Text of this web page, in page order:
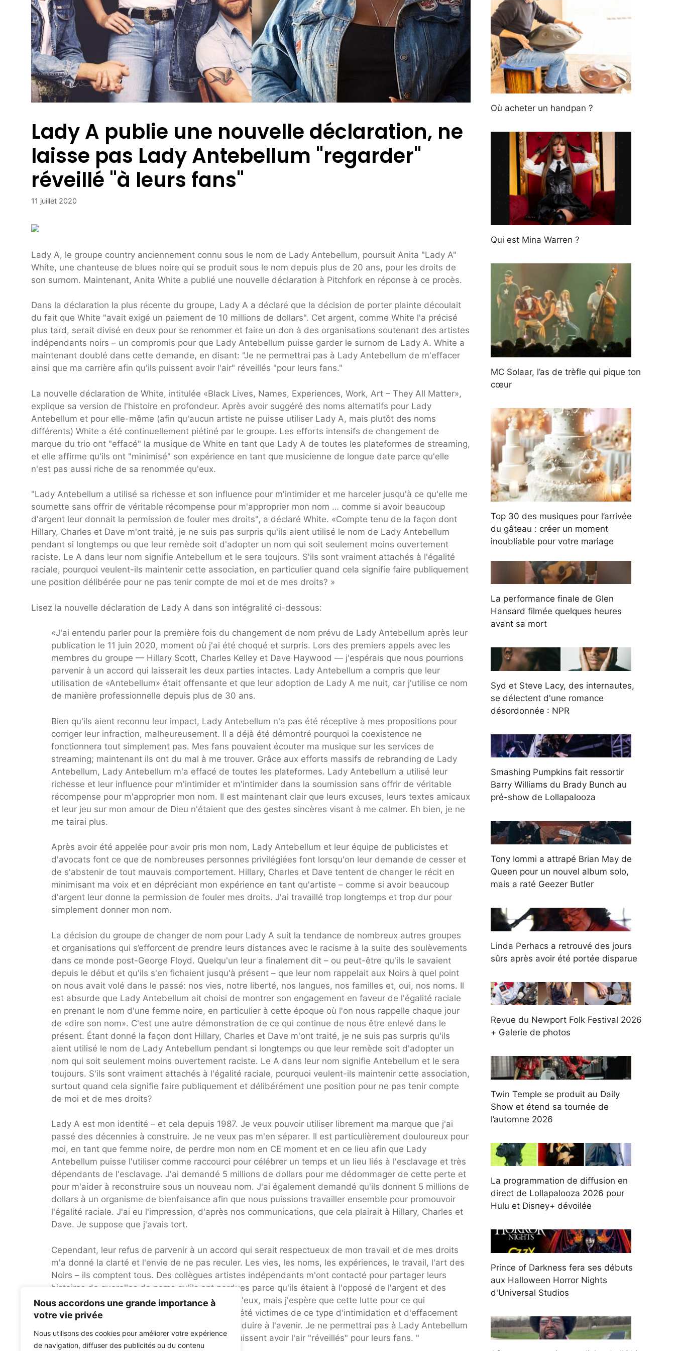
Nous accordons une grande importance à
votre vie privée
Nous utilisons des cookies pour améliorer votre expérience
de navigation, diffuser des publicités ou du contenu
Lady A publie une nouvelle déclaration, ne
laisse pas Lady Antebellum "regarder"
réveillé "à leurs fans"
11 juillet 2020
Lady A, le groupe country anciennement connu sous le nom de Lady Antebellum, poursuit Anita "Lady A"
White, une chanteuse de blues noire qui se produit sous le nom depuis plus de 20 ans, pour les droits de
son surnom. Maintenant, Anita White a publié une nouvelle déclaration à Pitchfork en réponse à ce procès.
Dans la déclaration la plus récente du groupe, Lady A a déclaré que la décision de porter plainte découlait
du fait que White "avait exigé un paiement de 10 millions de dollars". Cet argent, comme White l'a précisé
plus tard, serait divisé en deux pour se renommer et faire un don à des organisations soutenant des artistes
indépendants noirs – un compromis pour que Lady Antebellum puisse garder le surnom de Lady A. White a
maintenant doublé dans cette demande, en disant: "Je ne permettrai pas à Lady Antebellum de m'effacer
ainsi que ma carrière afin qu'ils puissent avoir l'air" réveillés "pour leurs fans."
La nouvelle déclaration de White, intitulée «Black Lives, Names, Experiences, Work, Art – They All Matter»,
explique sa version de l'histoire en profondeur. Après avoir suggéré des noms alternatifs pour Lady
Antebellum et pour elle-même (afin qu'aucun artiste ne puisse utiliser Lady A, mais plutôt des noms
différents) White a été continuellement piétiné par le groupe. Les efforts intensifs de changement de
marque du trio ont "effacé" la musique de White en tant que Lady A de toutes les plateformes de streaming,
et elle affirme qu'ils ont "minimisé" son expérience en tant que musicienne de longue date parce qu'elle
n'est pas aussi riche de sa renommée qu'eux.
"Lady Antebellum a utilisé sa richesse et son influence pour m'intimider et me harceler jusqu'à ce qu'elle me
soumette sans offrir de véritable récompense pour m'approprier mon nom … comme si avoir beaucoup
d'argent leur donnait la permission de fouler mes droits", a déclaré White. «Compte tenu de la façon dont
Hillary, Charles et Dave m'ont traité, je ne suis pas surpris qu'ils aient utilisé le nom de Lady Antebellum
pendant si longtemps ou que leur remède soit d'adopter un nom qui soit seulement moins ouvertement
raciste. Le A dans leur nom signifie Antebellum et le sera toujours. S'ils sont vraiment attachés à l'égalité
raciale, pourquoi veulent-ils maintenir cette association, en particulier quand cela signifie faire publiquement
une position délibérée pour ne pas tenir compte de moi et de mes droits? »
Lisez la nouvelle déclaration de Lady A dans son intégralité ci-dessous:
«J'ai entendu parler pour la première fois du changement de nom prévu de Lady Antebellum après leur
publication le 11 juin 2020, moment où j'ai été choqué et surpris. Lors des premiers appels avec les
membres du groupe — Hillary Scott, Charles Kelley et Dave Haywood — j'espérais que nous pourrions
parvenir à un accord qui laisserait les deux parties intactes. Lady Antebellum a compris que leur
utilisation de «Antebellum» était offensante et que leur adoption de Lady A me nuit, car j'utilise ce nom
de manière professionnelle depuis plus de 30 ans.
Bien qu'ils aient reconnu leur impact, Lady Antebellum n'a pas été réceptive à mes propositions pour
corriger leur infraction, malheureusement. Il a déjà été démontré pourquoi la coexistence ne
fonctionnera tout simplement pas. Mes fans pouvaient écouter ma musique sur les services de
streaming; maintenant ils ont du mal à me trouver. Grâce aux efforts massifs de rebranding de Lady
Antebellum, Lady Antebellum m'a effacé de toutes les plateformes. Lady Antebellum a utilisé leur
richesse et leur influence pour m'intimider et m'intimider dans la soumission sans offrir de véritable
récompense pour m'approprier mon nom. Il est maintenant clair que leurs excuses, leurs textes amicaux
et leur jeu sur mon amour de Dieu n'étaient que des gestes sincères visant à me calmer. Eh bien, je ne
me tairai plus.
Après avoir été appelée pour avoir pris mon nom, Lady Antebellum et leur équipe de publicistes et
d'avocats font ce que de nombreuses personnes privilégiées font lorsqu'on leur demande de cesser et
de s'abstenir de tout mauvais comportement. Hillary, Charles et Dave tentent de changer le récit en
minimisant ma voix et en dépréciant mon expérience en tant qu'artiste – comme si avoir beaucoup
d'argent leur donne la permission de fouler mes droits. J'ai travaillé trop longtemps et trop dur pour
simplement donner mon nom.
La décision du groupe de changer de nom pour Lady A suit la tendance de nombreux autres groupes
et organisations qui s’efforcent de prendre leurs distances avec le racisme à la suite des soulèvements
dans ce monde post-George Floyd. Quelqu'un leur a finalement dit – ou peut-être qu'ils le savaient
depuis le début et qu'ils s'en fichaient jusqu'à présent – que leur nom rappelait aux Noirs à quel point
on nous avait volé dans le passé: nos vies, notre liberté, nos langues, nos familles et, oui, nos noms. Il
est absurde que Lady Antebellum ait choisi de montrer son engagement en faveur de l'égalité raciale
en prenant le nom d'une femme noire, en particulier à cette époque où l'on nous rappelle chaque jour
de «dire son nom». C'est une autre démonstration de ce qui continue de nous être enlevé dans le
présent. Étant donné la façon dont Hillary, Charles et Dave m'ont traité, je ne suis pas surpris qu'ils
aient utilisé le nom de Lady Antebellum pendant si longtemps ou que leur remède soit d'adopter un
nom qui soit seulement moins ouvertement raciste. Le A dans leur nom signifie Antebellum et le sera
toujours. S'ils sont vraiment attachés à l'égalité raciale, pourquoi veulent-ils maintenir cette association,
surtout quand cela signifie faire publiquement et délibérément une position pour ne pas tenir compte
de moi et de mes droits?
Lady A est mon identité – et cela depuis 1987. Je veux pouvoir utiliser librement ma marque que j'ai
passé des décennies à construire. Je ne veux pas m'en séparer. Il est particulièrement douloureux pour
moi, en tant que femme noire, de perdre mon nom en CE moment et en ce lieu afin que Lady
Antebellum puisse l'utiliser comme raccourci pour célébrer un temps et un lieu liés à l'esclavage et très
dépendants de l'esclavage. J'ai demandé 5 millions de dollars pour me dédommager de cette perte et
pour m'aider à reconstruire sous un nouveau nom. J'ai également demandé qu'ils donnent 5 millions de
dollars à un organisme de bienfaisance afin que nous puissions travailler ensemble pour promouvoir
l'égalité raciale. J'ai eu l'impression, d'après nos communications, que cela plairait à Hillary, Charles et
Dave. Je suppose que j'avais tort.
Cependant, leur refus de parvenir à un accord qui serait respectueux de mon travail et de mes droits
m'a donné la clarté et l'envie de ne pas reculer. Les vies, les noms, les expériences, le travail, l'art des
Noirs – ils comptent tous. Des collègues artistes indépendants m'ont contacté pour partager leurs
histoires de querelles de noms qu'ils ont perdues parce qu'ils étaient à l'opposé de l'argent et des
privilèges. Non seulement je ne serai pas l'un d'eux, mais j'espère que cette lutte pour ce qui
m'appartient légitimement aidera ceux qui ont été victimes de ce type d'intimidation et d'effacement
dans le passé, et qu'elle l'empêchera de se produire à l'avenir. Je ne permettrai pas à Lady Antebellum
de m'effacer ainsi que ma carrière afin qu'ils puissent avoir l'air "réveillés" pour leurs fans. "
Où acheter un handpan ?
Qui est Mina Warren ?
MC Solaar, l’as de trèfle qui pique ton
cœur
Top 30 des musiques pour l’arrivée
du gâteau : créer un moment
inoubliable pour votre mariage
La performance finale de Glen
Hansard filmée quelques heures
avant sa mort
Syd et Steve Lacy, des internautes,
se délectent d'une romance
désordonnée : NPR
Smashing Pumpkins fait ressortir
Barry Williams du Brady Bunch au
pré-show de Lollapalooza
Tony Iommi a attrapé Brian May de
Queen pour un nouvel album solo,
mais a raté Geezer Butler
Linda Perhacs a retrouvé des jours
sûrs après avoir été portée disparue
Revue du Newport Folk Festival 2026
+ Galerie de photos
Twin Temple se produit au Daily
Show et étend sa tournée de
l’automne 2026
La programmation de diffusion en
direct de Lollapalooza 2026 pour
Hulu et Disney+ dévoilée
Prince of Darkness fera ses débuts
aux Halloween Horror Nights
d'Universal Studios